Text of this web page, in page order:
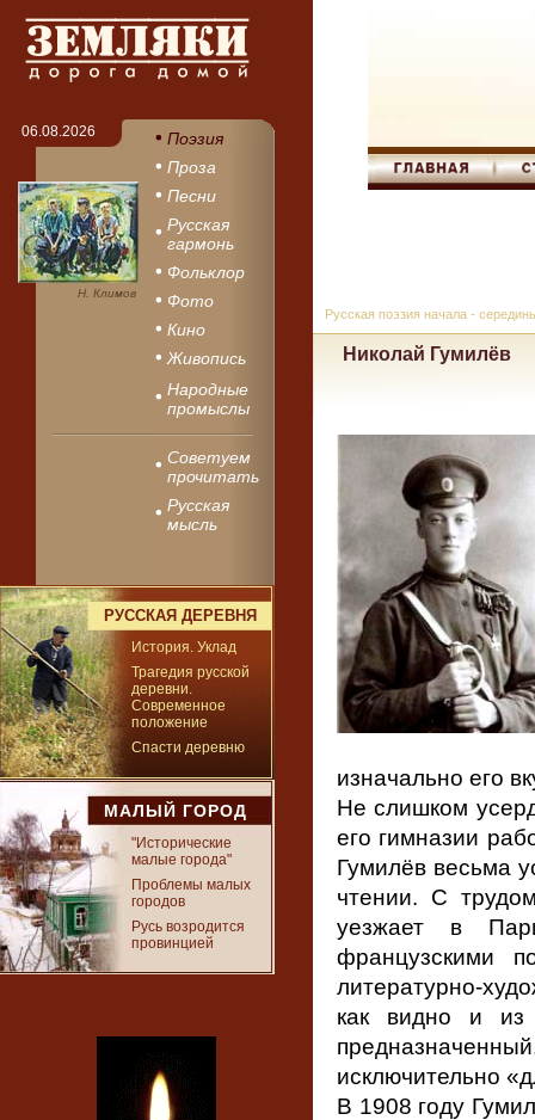
06.08.2026
Н. Климов
Поэзия
Проза
Песни
Русская
гармонь
Фольклор
Фото
Кино
Живопись
Народные
промыслы
Советуем
прочитать
Русская
мысль
РУССКАЯ ДЕРЕВНЯ
История. Уклад
Трагедия русской
деревни.
Современное
положение
Спасти деревню
МАЛЫЙ ГОРОД
"Исторические
малые города"
Проблемы малых
городов
Русь возродится
провинцией
Русская поэзия начала -
Николай Гумилёв
изначально его
Не слишком
его гимназии
Гумилёв весьма
чтении. С
уезжает в
французскими
литературно-
как видно и из
исключительно
В 1908 году